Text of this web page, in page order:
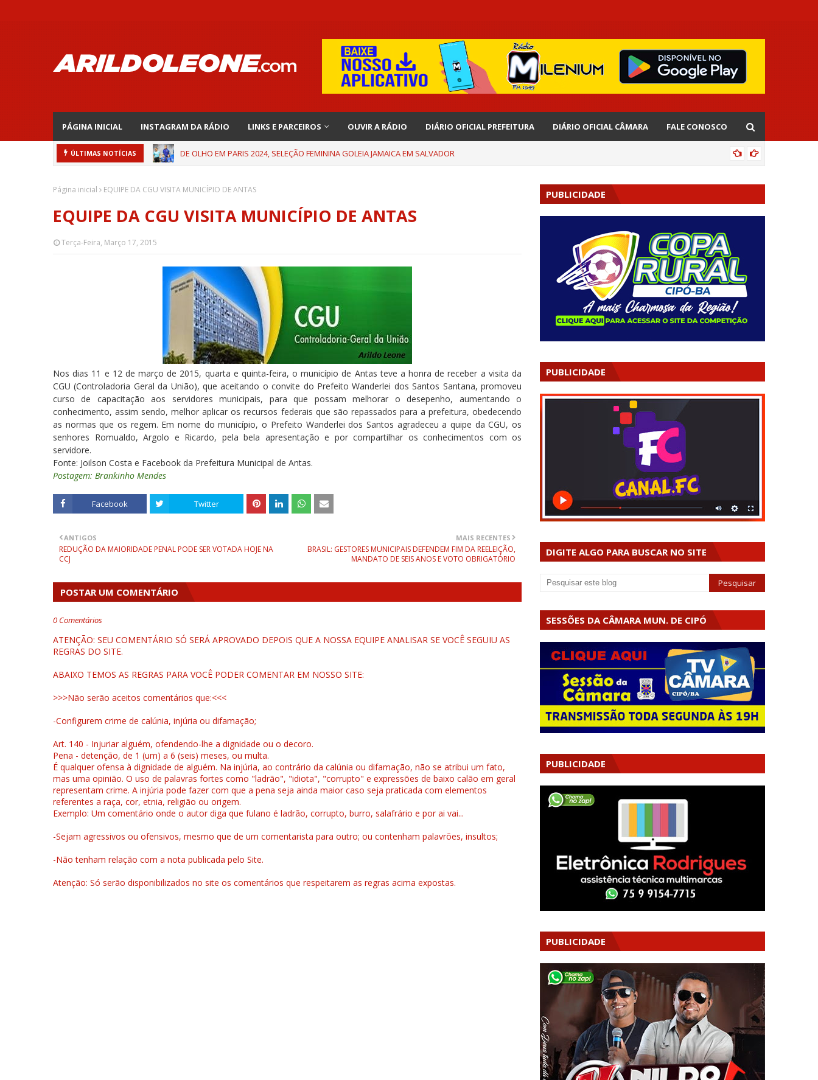
PÁGINA INICIAL INSTAGRAM DA RÁDIO LINKS E PARCEIROS OUVIR A RÁDIO DIÁRIO OFICIAL PREFEITURA DIÁRIO OFICIAL CÂMARA FALE CONOSCO
ÚLTIMAS NOTÍCIAS DE OLHO EM PARIS 2024, SELEÇÃO FEMININA GOLEIA JAMAICA EM SALVADOR
Página inicial EQUIPE DA CGU VISITA MUNICÍPIO DE ANTAS
EQUIPE DA CGU VISITA MUNICÍPIO DE ANTAS
Terça-Feira, Março 17, 2015
Nos dias 11 e 12 de março de 2015, quarta e quinta-feira, o município de Antas teve a honra de receber a visita da
CGU (Controladoria Geral da União), que aceitando o convite do Prefeito Wanderlei dos Santos Santana, promoveu
curso de capacitação aos servidores municipais, para que possam melhorar o desepenho, aumentando o
conhecimento, assim sendo, melhor aplicar os recursos federais que são repassados para a prefeitura, obedecendo
as normas que os regem. Em nome do município, o Prefeito Wanderlei dos Santos agradeceu a quipe da CGU, os
senhores Romualdo, Argolo e Ricardo, pela bela apresentação e por compartilhar os conhecimentos com os
servidore.
Fonte: Joilson Costa e Facebook da Prefeitura Municipal de Antas.
Postagem: Brankinho Mendes
Facebook Twitter
MAIS RECENTES
BRASIL: GESTORES MUNICIPAIS DEFENDEM FIM DA REELEIÇÃO,
MANDATO DE SEIS ANOS E VOTO OBRIGATÓRIO
ANTIGOS
REDUÇÃO DA MAIORIDADE PENAL PODE SER VOTADA HOJE NA
CCJ
POSTAR UM COMENTÁRIO
0 Comentários
ATENÇÃO: SEU COMENTÁRIO SÓ SERÁ APROVADO DEPOIS QUE A NOSSA EQUIPE ANALISAR SE VOCÊ SEGUIU AS
REGRAS DO SITE.
ABAIXO TEMOS AS REGRAS PARA VOCÊ PODER COMENTAR EM NOSSO SITE:
>>>Não serão aceitos comentários que:<<<
-Configurem crime de calúnia, injúria ou difamação;
Art. 140 - Injuriar alguém, ofendendo-lhe a dignidade ou o decoro.
Pena - detenção, de 1 (um) a 6 (seis) meses, ou multa.
É qualquer ofensa à dignidade de alguém. Na injúria, ao contrário da calúnia ou difamação, não se atribui um fato,
mas uma opinião. O uso de palavras fortes como "ladrão", "idiota", "corrupto" e expressões de baixo calão em geral
representam crime. A injúria pode fazer com que a pena seja ainda maior caso seja praticada com elementos
referentes a raça, cor, etnia, religião ou origem.
Exemplo: Um comentário onde o autor diga que fulano é ladrão, corrupto, burro, salafrário e por ai vai...
-Sejam agressivos ou ofensivos, mesmo que de um comentarista para outro; ou contenham palavrões, insultos;
-Não tenham relação com a nota publicada pelo Site.
Atenção: Só serão disponibilizados no site os comentários que respeitarem as regras acima expostas.
PUBLICIDADE
PUBLICIDADE
DIGITE ALGO PARA BUSCAR NO SITE
SESSÕES DA CÂMARA MUN. DE CIPÓ
PUBLICIDADE
PUBLICIDADE